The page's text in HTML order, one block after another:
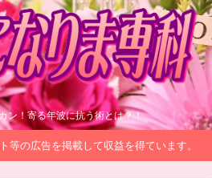
ン！寄る年波に抗う術とは？！
等の広告を掲載して収益を得ています。